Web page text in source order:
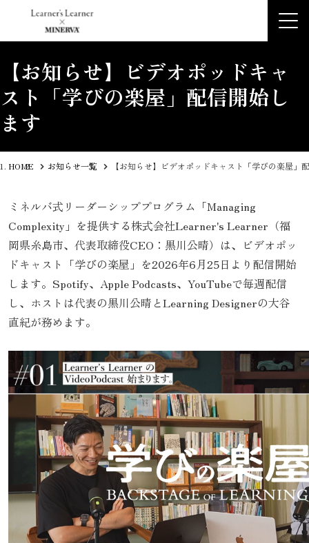
【お知らせ】ビデオポッドキャ
スト「学びの楽屋」配信開始し
ます
HOME お知らせ一覧 【お知らせ】ビデオポッドキャスト「学びの楽屋」
ミネルバ式リーダーシッププログラム「Managing
Complexity」を提供する株式会社Learner's Learner（福
岡県糸島市、代表取締役CEO：黒川公晴）は、ビデオポッ
ドキャスト「学びの楽屋」を2026年6月25日より配信開始
します。Spotify、Apple Podcasts、YouTubeで毎週配信
し、ホストは代表の黒川公晴とLearning Designerの大谷
直紀が務めます。